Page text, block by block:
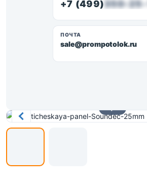
+7 (499)350-
ПОЧТА
sale@prompotolok.ru